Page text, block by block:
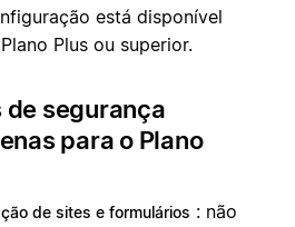
está disponível
Plus ou superior.
segurança
para o Plano
de sites e formulários : não